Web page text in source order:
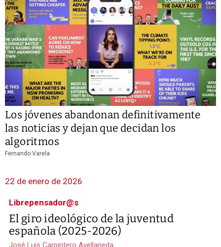
Los jóvenes abandonan definitivamente
las noticias y dejan que decidan los
algoritmos
Fernando Varela
22 de enero de 2026
Librepensador@s
El giro ideológico de la juventud
española (2025-2026)
José Luis Carpintero Avellaneda